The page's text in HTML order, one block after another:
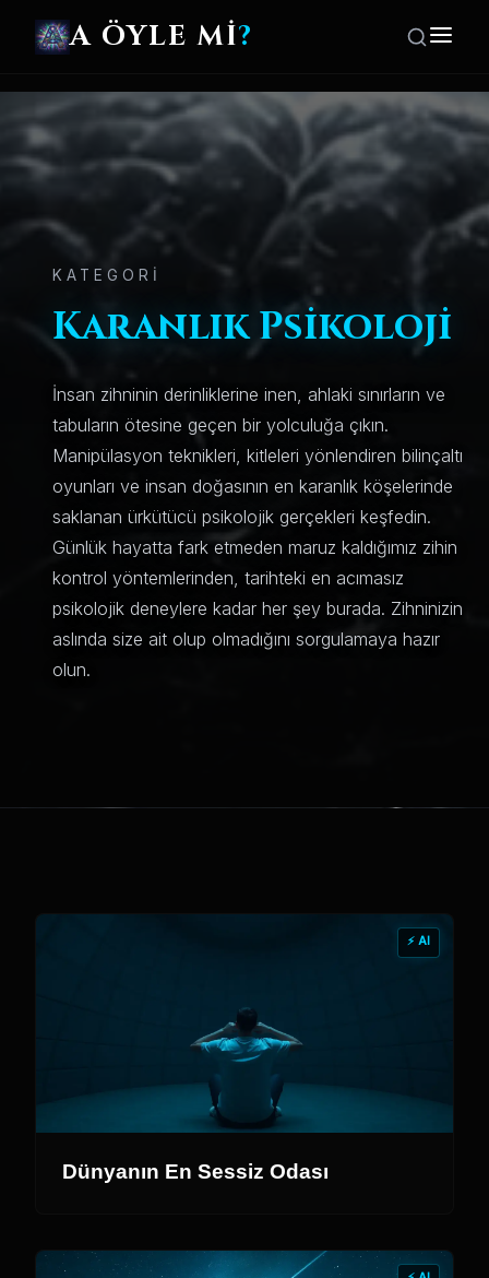
A ÖYLE Mİ?
KATEGORİ
Karanlık Psikoloji
İnsan zihninin derinliklerine inen, ahlaki sınırların ve
tabuların ötesine geçen bir yolculuğa çıkın.
Manipülasyon teknikleri, kitleleri yönlendiren bilinçaltı
oyunları ve insan doğasının en karanlık köşelerinde
saklanan ürkütücü psikolojik gerçekleri keşfedin.
Günlük hayatta fark etmeden maruz kaldığımız zihin
kontrol yöntemlerinden, tarihteki en acımasız
psikolojik deneylere kadar her şey burada. Zihninizin
aslında size ait olup olmadığını sorgulamaya hazır
olun.
⚡ AI
Dünyanın En Sessiz Odası